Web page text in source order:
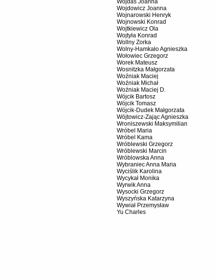
Wojdowicz Joanna
Wojnarowski Henryk
Wojnowski Konrad
Wojtkiewicz Ola
Wojtyła Konrad
Wollny Zorka
Wolny-Hamkało Agnieszka
Wołowiec Grzegorz
Worek Mateusz
Wosnitzka Małgorzata
Woźniak Maciej
Woźniak Michał
Woźniak Maciej D.
Wójcik Bartosz
Wójcik Tomasz
Wójcik-Dudek Małgorzata
Wójtowicz-Zając Agnieszka
Wroniszewski Maksymilian
Wróbel Maria
Wróbel Kama
Wróblewski Grzegorz
Wróblewski Marcin
Wróblowska Anna
Wybraniec Anna Maria
Wyciślik Karolina
Wycykał Monika
Wyrwik Anna
Wysocki Grzegorz
Wyszyńska Katarzyna
Wywiał Przemysław
Yu Charles